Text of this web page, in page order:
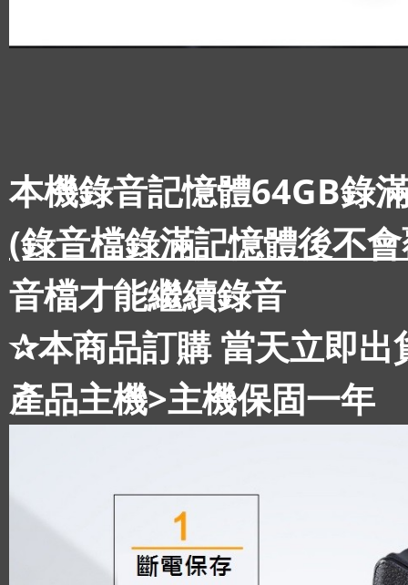
本機錄音記憶體64GB錄
(錄音檔錄滿記憶體後不
音檔才能繼續錄音
✰本商品訂購 當天立即
產品主機>主機保固一年